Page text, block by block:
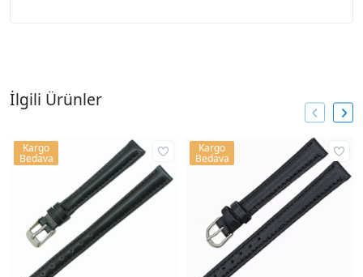
İlgili Ürünler
Kargo
Bedava
Kargo
Bedava